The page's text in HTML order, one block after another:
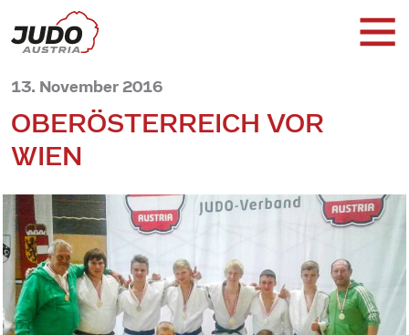
13. November 2016
OBERÖSTERREICH VOR
WIEN